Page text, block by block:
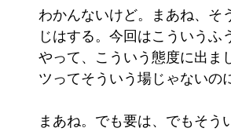
わかんないけど。まあね、そ
じはする。今回はこういうふ
やって、こういう態度に出ま
ツってそういう場じゃないの
まあね。でも要は、でもそう